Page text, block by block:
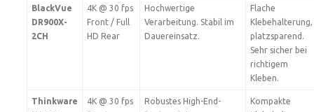
BlackVue
DR900X-
2CH
4K @ 30 fps
Front / Full
HD Rear
Hochwertige
Verarbeitung. Stabil im
Dauereinsatz.
Flache
Klebehalterung,
platzsparend.
Sehr sicher bei
richtigem
Kleben.
Thinkware
4K @ 30 fps
Robustes High-End-
Kompakte